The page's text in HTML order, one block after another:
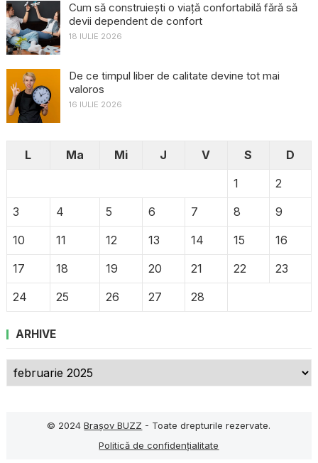
Cum să construiești o viață confortabilă fără să
devii dependent de confort
18 IULIE 2026
De ce timpul liber de calitate devine tot mai
valoros
16 IULIE 2026
L Ma Mi J V S
D
1
2
3
4 5 6 7 8
9
10
11 12 13 14 15
16
17
18 19 20 21 22
23
24
25 26 27 28
ARHIVE
Arhive
© 2024Brașov BUZZ - Toate drepturile rezervate.
Politică de confidențialitate